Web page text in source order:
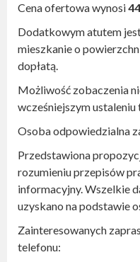
Cena ofertowa wynosi
Dodatkowym atutem
mieszkanie o
dopłatą.
Możliwość zobaczenia
wcześniejszym ustaleniu
Osoba odpowiedzialna
Przedstawiona
rozumieniu przepisów
informacyjny. Wszelkie
uzyskano na podstawie
Zainteresowanych
telefonu: